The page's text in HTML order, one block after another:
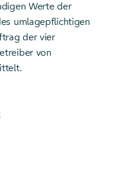
Werte der
umlagepflichtigen
der vier
von